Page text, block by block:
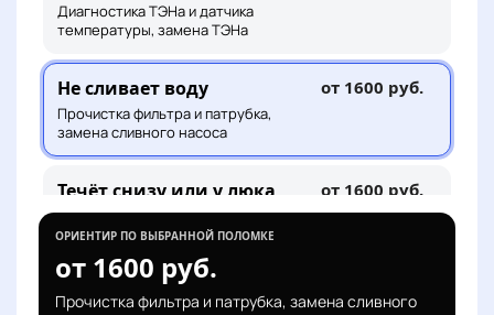
Диагностика ТЭНа и датчика
температуры, замена ТЭНа
Не сливает воду
Прочистка фильтра и патрубка,
замена сливного насоса
от 1600 руб.
Течёт снизу или у люка
Поиск места протечки, замена
манжеты, патрубка или шланга
от 1600 руб.
Шумит или сильно
ОРИЕНТИР ПО ВЫБРАННОЙ ПОЛОМКЕ
от 1600 руб.
Прочистка фильтра и патрубка, замена сливного